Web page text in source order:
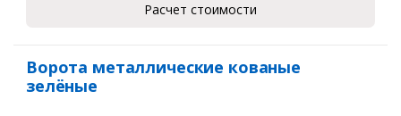
Расчет стоимости
Ворота металлические кованые
зелёные